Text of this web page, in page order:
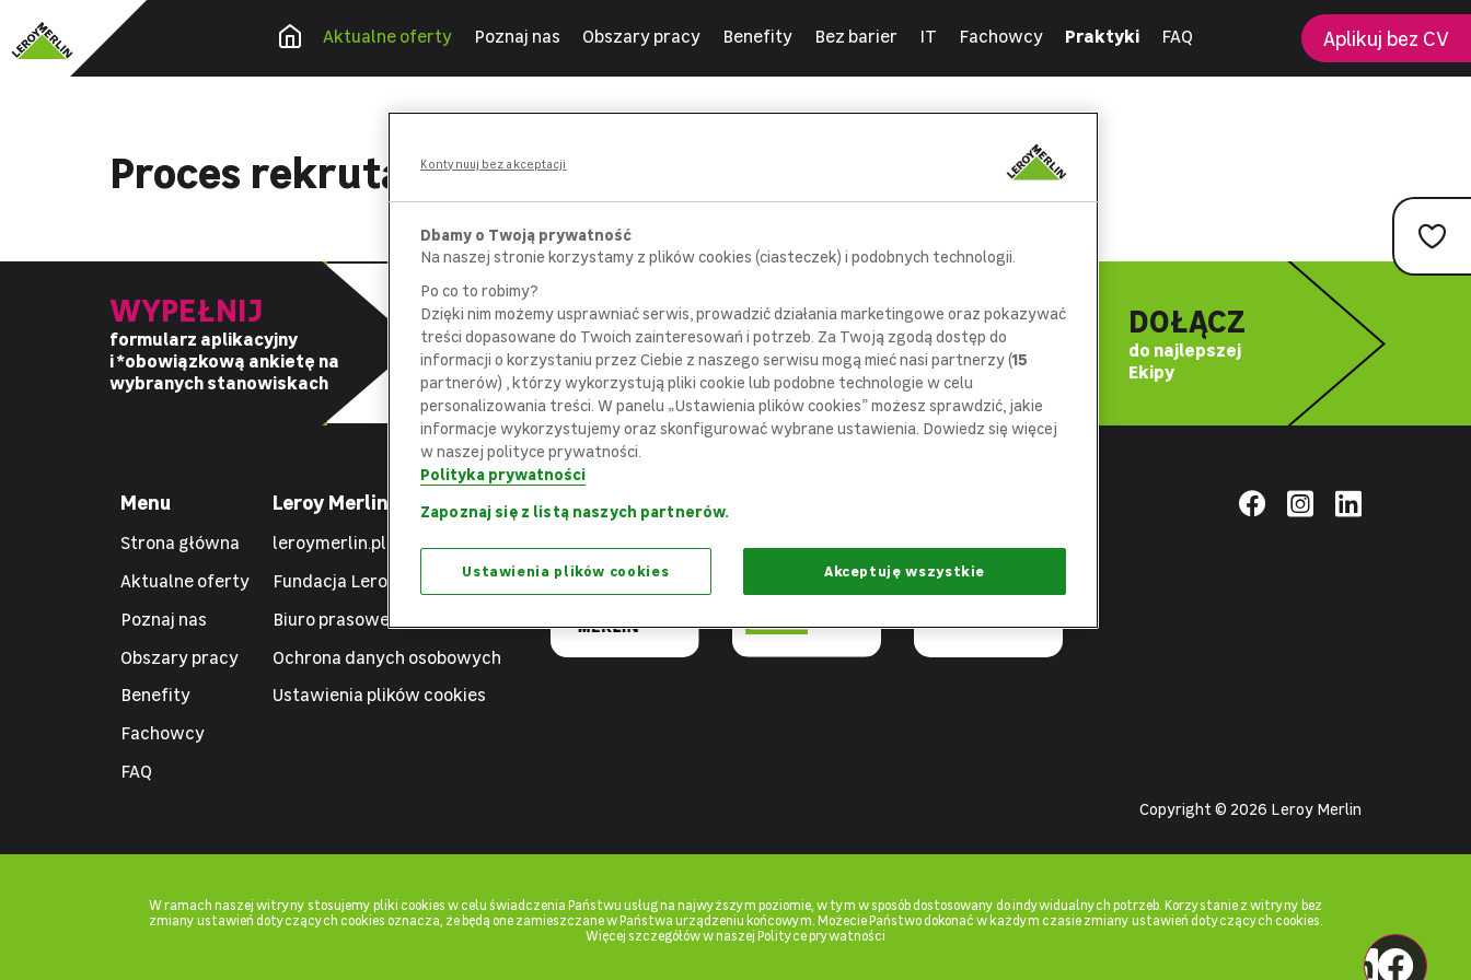
Aktualne oferty Poznaj nas Obszary pracy Benefity Bez barier IT Fachowcy Praktyki FAQ Aplikuj bez CV
Proces rekrutacyjny
WYPEŁNIJ
formularz aplikacyjny
i *obowiązkową ankietę na
wybranych stanowiskach
POROZMAWIAJ
z pracownikiem
działu rekrutacji
SPOTKAJ SIĘ
z bezpośrednim
przełożonym
DOŁĄCZ
do najlepszej
Ekipy
Menu
Strona główna
Aktualne oferty
Poznaj nas
Obszary pracy
Benefity
Fachowcy
FAQ
Leroy Merlin
leroymerlin.pl
Fundacja Leroy Merlin
Biuro prasowe
Ochrona danych osobowych
Ustawienia plików cookies
Razem
możemy więcej
Copyright © 2026 Leroy Merlin
W ramach naszej witryny stosujemy pliki cookies w celu świadczenia Państwu usług na najwyższym poziomie, w tym w sposób dostosowany do indywidualnych potrzeb. Korzystanie z witryny bez
zmiany ustawień dotyczących cookies oznacza, że będą one zamieszczane w Państwa urządzeniu końcowym. Możecie Państwo dokonać w każdym czasie zmiany ustawień dotyczących cookies.
Więcej szczegółów w naszej Polityce prywatności
Dbamy o Twoją prywatność
Na naszej stronie korzystamy z plików cookies (ciasteczek) i podobnych technologii.
Po co to robimy?
Dzięki nim możemy usprawniać serwis, prowadzić działania marketingowe oraz pokazywać
treści dopasowane do Twoich zainteresowań i potrzeb. Za Twoją zgodą dostęp do
informacji o korzystaniu przez Ciebie z naszego serwisu mogą mieć nasi partnerzy (15
partnerów) , którzy wykorzystują pliki cookie lub podobne technologie w celu
personalizowania treści. W panelu „Ustawienia plików cookies” możesz sprawdzić, jakie
informacje wykorzystujemy oraz skonfigurować wybrane ustawienia. Dowiedz się więcej
w naszej polityce prywatności.
Polityka prywatności
Zapoznaj się z listą naszych partnerów.
Ustawienia plików cookies Akceptuję wszystkie
Kontynuuj bez akceptacji